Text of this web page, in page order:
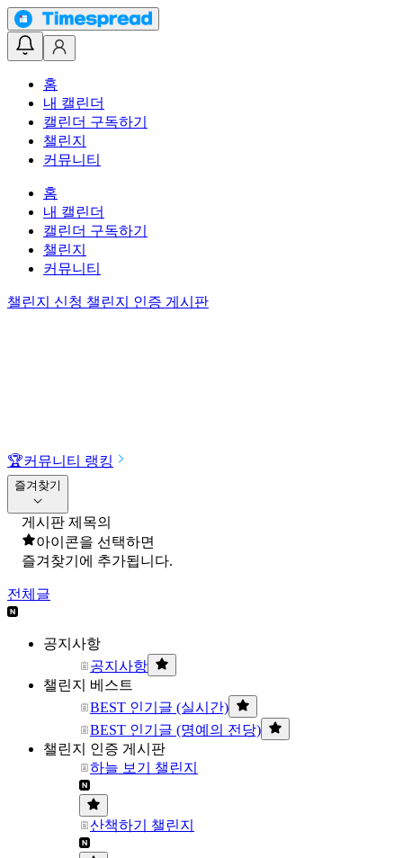
홈
내 캘린더
캘린더 구독하기
챌린지
커뮤니티
홈
내 캘린더
캘린더 구독하기
챌린지
커뮤니티
챌린지 신청 챌린지 인증 게시판
🏆커뮤니티 랭킹
즐겨찾기
게시판 제목의
아이콘을 선택하면
즐겨찾기에 추가됩니다.
전체글
공지사항
공지사항
챌린지 베스트
BEST 인기글 (실시간)
BEST 인기글 (명예의 전당)
챌린지 인증 게시판
하늘 보기 챌린지
산책하기 챌린지